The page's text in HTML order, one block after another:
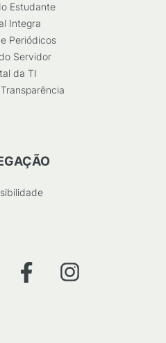
Estudante
Integra
Periódicos
Servidor
da TI